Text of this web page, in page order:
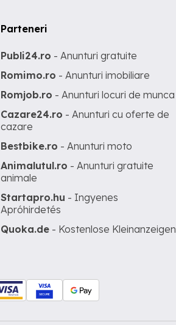
Parteneri
Publi24.ro - Anunturi gratuite
Romimo.ro - Anunturi imobiliare
Romjob.ro - Anunturi locuri de munca
Cazare24.ro - Anunturi cu oferte de
cazare
Bestbike.ro - Anunturi moto
Animalutul.ro - Anunturi gratuite
animale
Startapro.hu - Ingyenes
Apróhirdetés
Quoka.de - Kostenlose Kleinanzeigen